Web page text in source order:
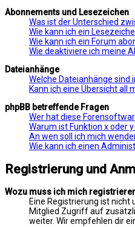
Abonnements und Lesezeichen
Was ist der Unterschied
Wie kann ich ein
Wie kann ich ein Forum
Wie deaktiviere ich meine
Dateianhänge
Welche Dateianhänge sind
Kann ich eine Übersicht all
phpBB betreffende Fragen
Wer hat diese
Warum ist Funktion x oder
An wen soll ich mich
Wie kann ich einen
Registrierung und
Wozu muss ich mich
Eine Registrierung ist
Mitglied Zugriff auf
weiter. Wir empfehlen dir